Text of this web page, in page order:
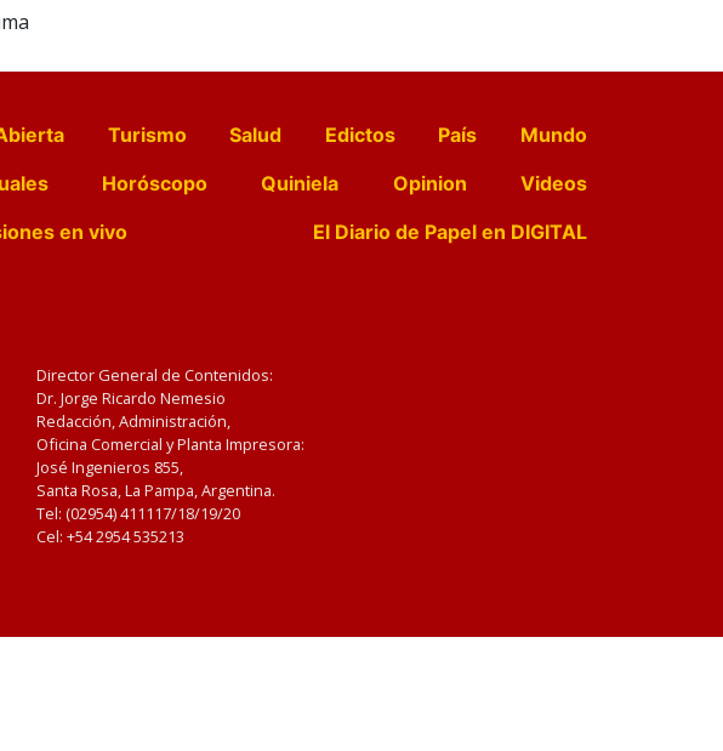
Turismo Salud Edictos País
Mundo
Horóscopo Quiniela Opinion
Videos
en vivo El Diario de Papel en DIGITAL
Director General de Contenidos:
Dr. Jorge Ricardo Nemesio
Redacción, Administración,
Oficina Comercial y Planta Impresora:
José Ingenieros 855,
Santa Rosa, La Pampa, Argentina.
Tel: (02954) 411117/18/19/20
Cel: +54 2954 535213